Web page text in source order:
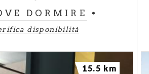
DORMIRE
disponibilità
15.5 km